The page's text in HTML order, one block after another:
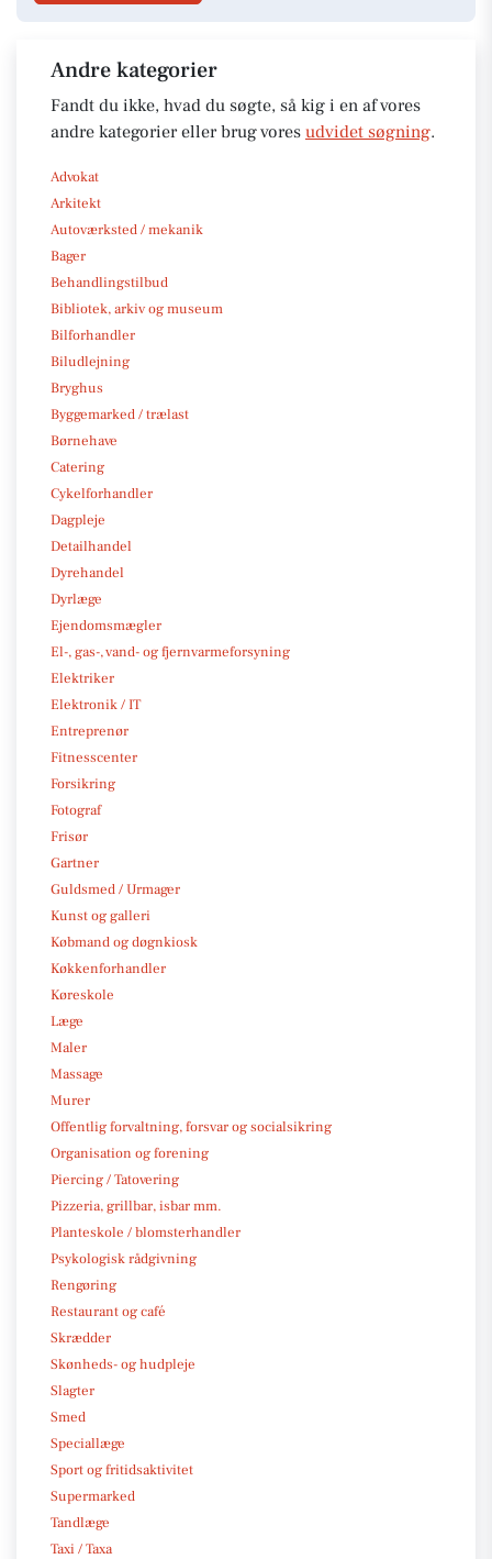
Andre kategorier
Fandt du ikke, hvad du søgte, så kig i en af vores
andre kategorier eller brug vores udvidet søgning.
Advokat
Arkitekt
Autoværksted / mekanik
Bager
Behandlingstilbud
Bibliotek, arkiv og museum
Bilforhandler
Biludlejning
Bryghus
Byggemarked / trælast
Børnehave
Catering
Cykelforhandler
Dagpleje
Detailhandel
Dyrehandel
Dyrlæge
Ejendomsmægler
El-, gas-, vand- og fjernvarmeforsyning
Elektriker
Elektronik / IT
Entreprenør
Fitnesscenter
Forsikring
Fotograf
Frisør
Gartner
Guldsmed / Urmager
Kunst og galleri
Købmand og døgnkiosk
Køkkenforhandler
Køreskole
Læge
Maler
Massage
Murer
Offentlig forvaltning, forsvar og socialsikring
Organisation og forening
Piercing / Tatovering
Pizzeria, grillbar, isbar mm.
Planteskole / blomsterhandler
Psykologisk rådgivning
Rengøring
Restaurant og café
Skrædder
Skønheds- og hudpleje
Slagter
Smed
Speciallæge
Sport og fritidsaktivitet
Supermarked
Tandlæge
Taxi / Taxa